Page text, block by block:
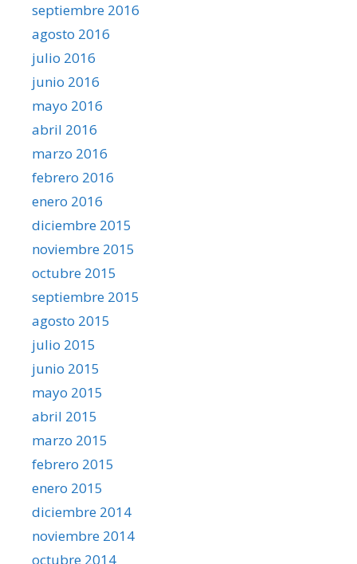
septiembre 2016
agosto 2016
julio 2016
junio 2016
mayo 2016
abril 2016
marzo 2016
febrero 2016
enero 2016
diciembre 2015
noviembre 2015
octubre 2015
septiembre 2015
agosto 2015
julio 2015
junio 2015
mayo 2015
abril 2015
marzo 2015
febrero 2015
enero 2015
diciembre 2014
noviembre 2014
octubre 2014